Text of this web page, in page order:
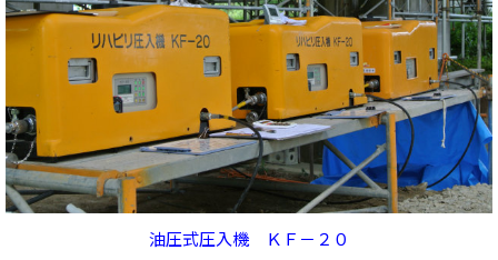
油圧式圧入機 ＫＦ－２０